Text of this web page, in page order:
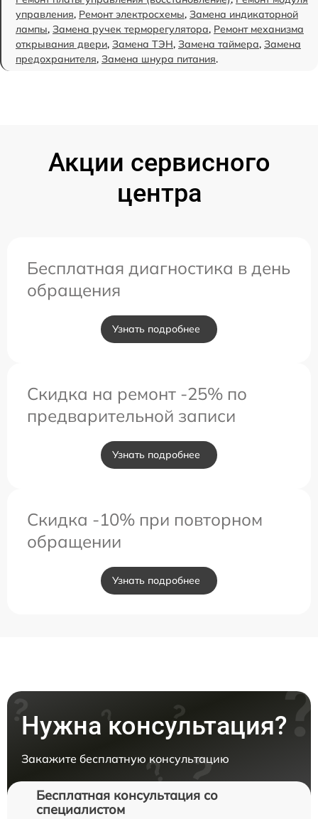
управления, Ремонт электросхемы, Замена индикаторной
лампы, Замена ручек терморегулятора, Ремонт механизма
открывания двери, Замена ТЭН, Замена таймера, Замена
предохранителя, Замена шнура питания.
Акции сервисного
центра
Бесплатная диагностика в день
обращения
Узнать подробнее
Скидка на ремонт -25% по
предварительной записи
Узнать подробнее
Скидка -10% при повторном
обращении
Узнать подробнее
Нужна консультация?
Закажите бесплатную консультацию
Бесплатная консультация со
специалистом